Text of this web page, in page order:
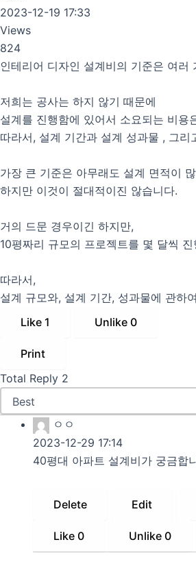
2023-12-19 17:33
Views
824
인테리어 디자인 설계비의 기준은 여러
저희는 공사는 하지 않기 때문에
설계를 진행함에 있어서 소요되는 비용
따라서, 설계 기간과 설계 성과물 , 그
가장 큰 기준은 아무래도 설계 면적이
하지만 이것이 절대적이진 않습니다.
거의 드문 경우이긴 하지만,
10평짜리 규모의 프로젝트를 몇 달씩
따라서,
설계 규모와, 설계 기간, 성과물에 관하
Like 1 Unlike 0
Print
Total Reply 2
ㅇㅇ
2023-12-29 17:14
40평대 아파트 설계비가 궁금합
Delete Edit
Like 0 Unlike 0